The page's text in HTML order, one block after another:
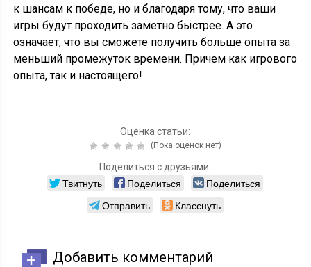
к шансам к победе, но и благодаря тому, что ваши
игры будут проходить заметно быстрее. А это
означает, что вы сможете получить больше опыта за
меньший промежуток времени. Причем как игрового
опыта, так и настоящего!
Оценка статьи:
(Пока оценок нет)
Поделиться с друзьями:
Твитнуть Поделиться
Поделиться
Отправить
Класснуть
Добавить комментарий